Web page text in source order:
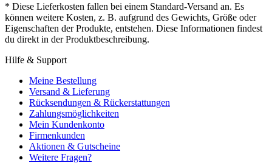
* Diese Lieferkosten fallen bei einem Standard-Versand an. Es
können weitere Kosten, z. B. aufgrund des Gewichts, Größe oder
Eigenschaften der Produkte, entstehen. Diese Informationen findest
du direkt in der Produktbeschreibung.
Hilfe & Support
Meine Bestellung
Versand & Lieferung
Rücksendungen & Rückerstattungen
Zahlungsmöglichkeiten
Mein Kundenkonto
Firmenkunden
Aktionen & Gutscheine
Weitere Fragen?